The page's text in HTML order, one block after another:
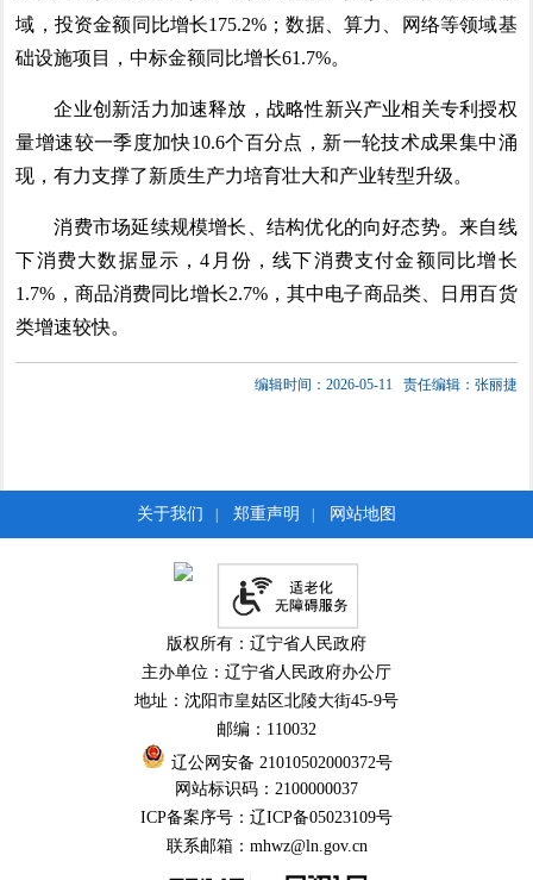
域，投资金额同比增长175.2%；数据、算力、网络等领域基
础设施项目，中标金额同比增长61.7%。
企业创新活力加速释放，战略性新兴产业相关专利授权
量增速较一季度加快10.6个百分点，新一轮技术成果集中涌
现，有力支撑了新质生产力培育壮大和产业转型升级。
消费市场延续规模增长、结构优化的向好态势。来自线
下消费大数据显示，4月份，线下消费支付金额同比增长
1.7%，商品消费同比增长2.7%，其中电子商品类、日用百货
类增速较快。
编辑时间：2026-05-11 责任编辑：张丽捷
关于我们 郑重声明 网站地图
版权所有：辽宁省人民政府
主办单位：辽宁省人民政府办公厅
地址：沈阳市皇姑区北陵大街45-9号
邮编：110032
辽公网安备 21010502000372号
网站标识码：2100000037
ICP备案序号：辽ICP备05023109号
联系邮箱：mhwz@ln.gov.cn